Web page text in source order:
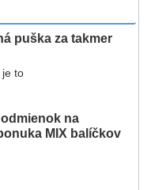
puška za takmer
je to
na
MIX balíčkov